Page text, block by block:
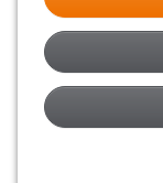
13.05.2022
Mittwoch,